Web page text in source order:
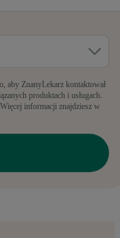
aby ZnanyLekarz kontaktował
produktach i usługach.
informacji znajdziesz w